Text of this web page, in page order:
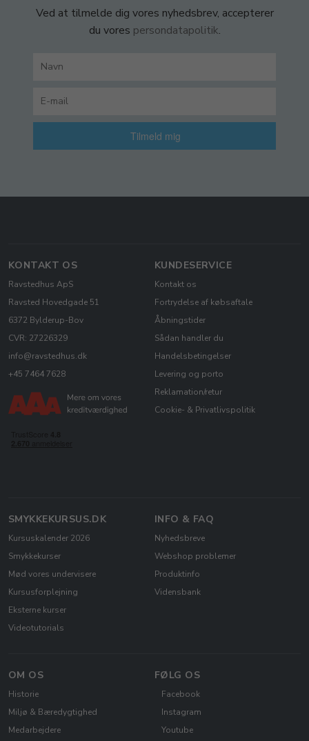
Ved at tilmelde dig vores nyhedsbrev, accepterer
du vores persondatapolitik.
Tilmeld mig
KONTAKT OS
Ravstedhus ApS
Ravsted Hovedgade 51
6372 Bylderup-Bov
CVR: 27226329
info@ravstedhus.dk
+45 7464 7628
KUNDESERVICE
Kontakt os
Fortrydelse af købsaftale
Åbningstider
Sådan handler du
Handelsbetingelser
Levering og porto
Reklamation/retur
Cookie- & Privatlivspolitik
SMYKKEKURSUS.DK
Kursuskalender 2026
Smykkekurser
Mød vores undervisere
Kursusforplejning
Eksterne kurser
Videotutorials
INFO & FAQ
Nyhedsbreve
Webshop problemer
Produktinfo
Vidensbank
OM OS
Historie
Miljø & Bæredygtighed
Medarbejdere
FØLG OS
Facebook
Instagram
Youtube